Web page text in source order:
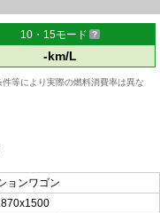
10・15モード
-km/L
等により実際の燃料消費率は異な
ョンワゴン